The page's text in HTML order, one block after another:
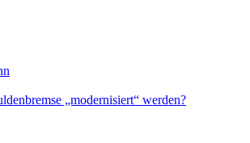
„modernisiert“ werden?